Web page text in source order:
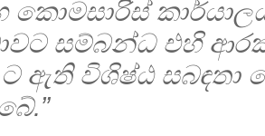
කොමසාරිස්
සම්බන්ධ එහි
ට ඇති විශිෂ්ඨ සබඳතා